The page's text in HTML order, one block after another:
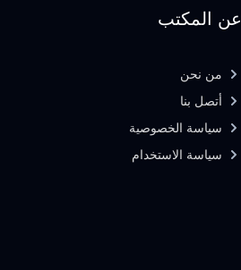
عن المكتب
من نحن
أتصل بنا
سياسة الخصوصية
سياسة الاستخدام